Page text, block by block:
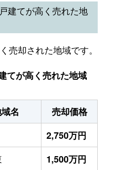
建てが高く売れた地
売却された地域です。
てが高く売れた地域
名
売却価格
2,750万円
1,500万円